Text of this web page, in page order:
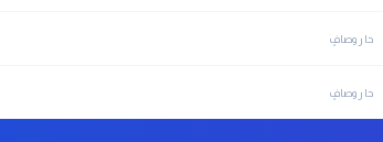
حار وصافٍ
حار وصافٍ